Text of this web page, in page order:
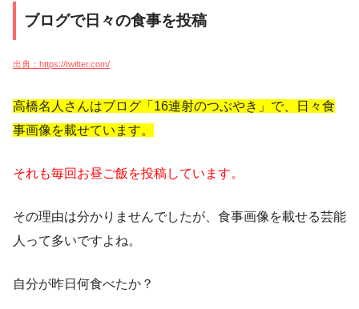
ブログで日々の食事を投稿
出典：https://twitter.com/
高橋名人さんはブログ「16連射のつぶやき」で、日々食
事画像を載せています。
それも毎回お昼ご飯を投稿しています。
その理由は分かりませんでしたが、食事画像を載せる芸能
人って多いですよね。
自分が昨日何食べたか？